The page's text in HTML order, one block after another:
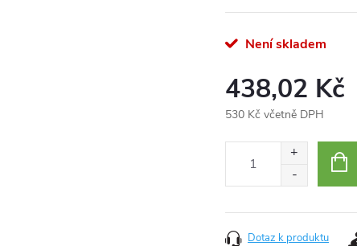
Není skladem
438,02 Kč
530 Kč včetně DPH
Dotaz k produktu